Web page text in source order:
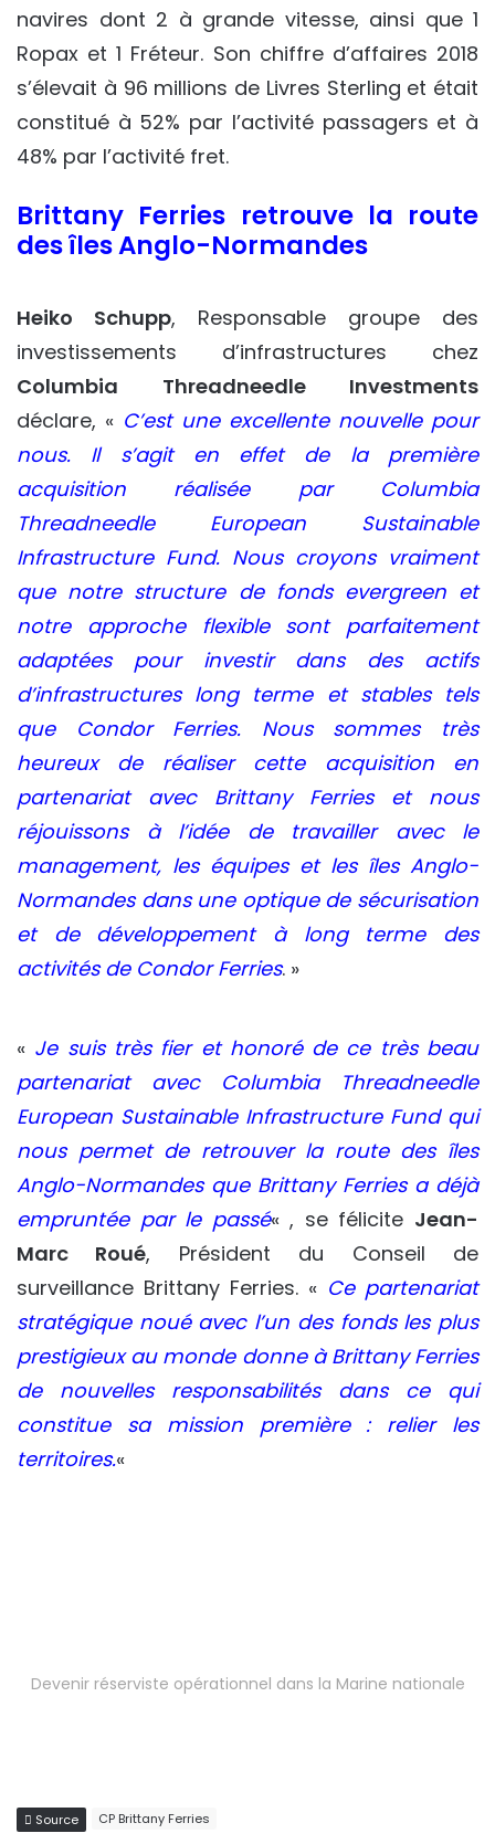
navires dont 2 à grande vitesse, ainsi que 1
Ropax et 1 Fréteur. Son chiffre d’affaires 2018
s’élevait à 96 millions de Livres Sterling et était
constitué à 52% par l’activité passagers et à
48% par l’activité fret.
Brittany Ferries retrouve la route
des îles Anglo-Normandes
Heiko Schupp, Responsable groupe des
investissements d’infrastructures chez
Columbia Threadneedle Investments
déclare, « C’est une excellente nouvelle pour
nous. Il s’agit en effet de la première
acquisition réalisée par Columbia
Threadneedle European Sustainable
Infrastructure Fund. Nous croyons vraiment
que notre structure de fonds evergreen et
notre approche flexible sont parfaitement
adaptées pour investir dans des actifs
d’infrastructures long terme et stables tels
que Condor Ferries. Nous sommes très
heureux de réaliser cette acquisition en
partenariat avec Brittany Ferries et nous
réjouissons à l’idée de travailler avec le
management, les équipes et les îles Anglo-
Normandes dans une optique de sécurisation
et de développement à long terme des
activités de Condor Ferries. »
« Je suis très fier et honoré de ce très beau
partenariat avec Columbia Threadneedle
European Sustainable Infrastructure Fund qui
nous permet de retrouver la route des îles
Anglo-Normandes que Brittany Ferries a déjà
empruntée par le passé« , se félicite Jean-
Marc Roué, Président du Conseil de
surveillance Brittany Ferries. « Ce partenariat
stratégique noué avec l’un des fonds les plus
prestigieux au monde donne à Brittany Ferries
de nouvelles responsabilités dans ce qui
constitue sa mission première : relier les
territoires.«
Devenir réserviste opérationnel dans la Marine nationale
Source CP Brittany Ferries